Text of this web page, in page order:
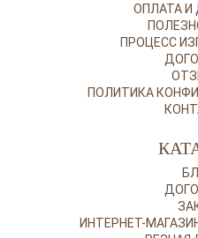
ОПЛАТА И
ПРОЦЕСС
ПОЛИТИКА
ИНТЕРНЕТ-